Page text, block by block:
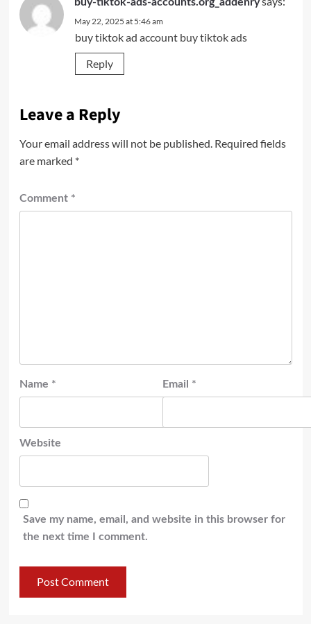
May 22, 2025 at 5:46 am
buy tiktok ad account buy tiktok ads
Reply
Leave a Reply
Your email address will not be published. Required fields
are marked *
Comment *
Name * Email *
Website
Save my name, email, and website in this browser for
the next time I comment.